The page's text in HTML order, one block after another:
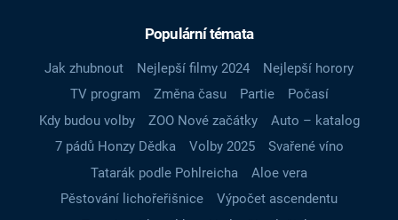
Populární témata
Jak zhubnout Nejlepší filmy 2024
Nejlepší horory
TV program
Změna času Partie
Počasí
Kdy budou volby
ZOO Nové začátky
Auto – katalog
7 pádů Honzy Dědka
Volby 2025
Svařené víno
Tatarák podle Pohlreicha
Aloe vera
Pěstování lichořeřišnice
Výpočet ascendentu